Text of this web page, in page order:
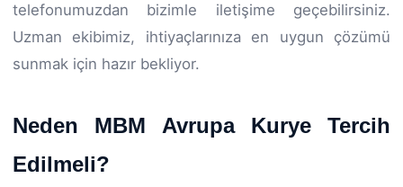
telefonumuzdan bizimle iletişime geçebilirsiniz.
Uzman ekibimiz, ihtiyaçlarınıza en uygun çözümü
sunmak için hazır bekliyor.
Neden MBM Avrupa Kurye Tercih
Edilmeli?